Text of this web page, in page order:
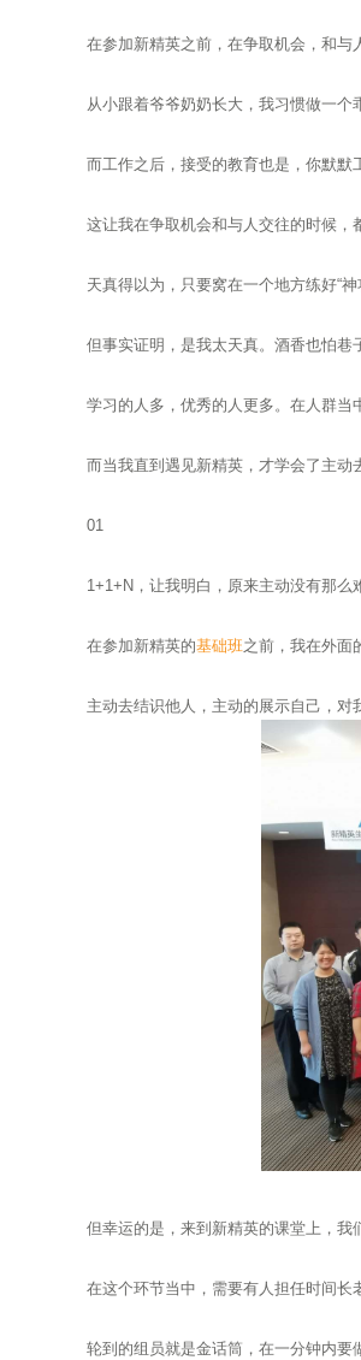
在参加新精英之前，在争取机会，和与
从小跟着爷爷奶奶长大，我习惯做一个
而工作之后，接受的教育也是，你默默
这让我在争取机会和与人交往的时候，
天真得以为，只要窝在一个地方练好“
但事实证明，是我太天真。酒香也怕巷
学习的人多，优秀的人更多。在人群当
而当我直到遇见新精英，才学会了主动
01
1+1+N，让我明白，原来主动没有那么
在参加新精英的基础班之前，我在外面
主动去结识他人，主动的展示自己，对
但幸运的是，来到新精英的课堂上，我
在这个环节当中，需要有人担任时间长
轮到的组员就是金话筒，在一分钟内要